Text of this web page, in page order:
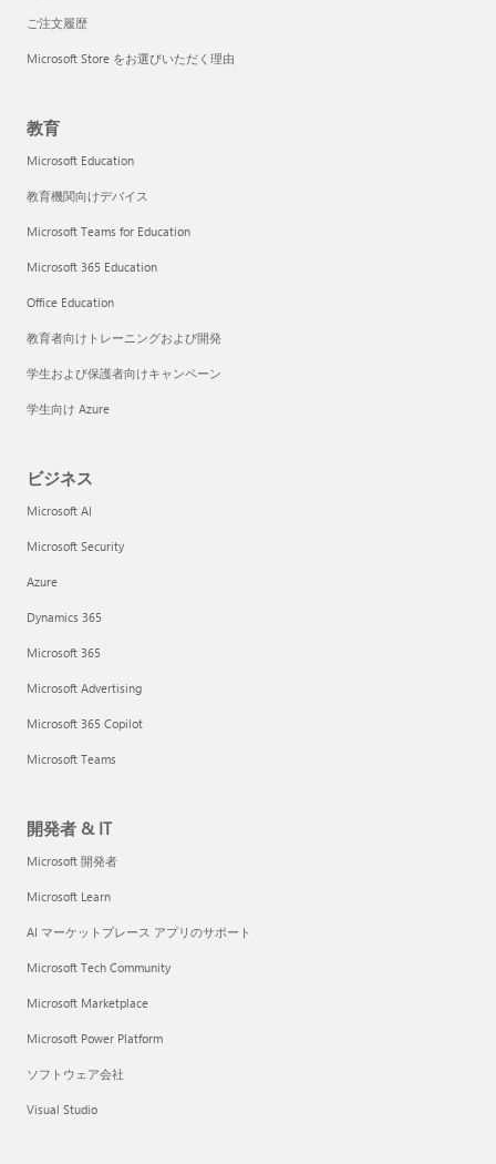
ご注文履歴
Microsoft Store をお選びいただく理由
教育
Microsoft Education
教育機関向けデバイス
Microsoft Teams for Education
Microsoft 365 Education
Office Education
教育者向けトレーニングおよび開発
学生および保護者向けキャンペーン
学生向け Azure
ビジネス
Microsoft AI
Microsoft Security
Azure
Dynamics 365
Microsoft 365
Microsoft Advertising
Microsoft 365 Copilot
Microsoft Teams
開発者 & IT
Microsoft 開発者
Microsoft Learn
AI マーケットプレース アプリのサポート
Microsoft Tech Community
Microsoft Marketplace
Microsoft Power Platform
ソフトウェア会社
Visual Studio